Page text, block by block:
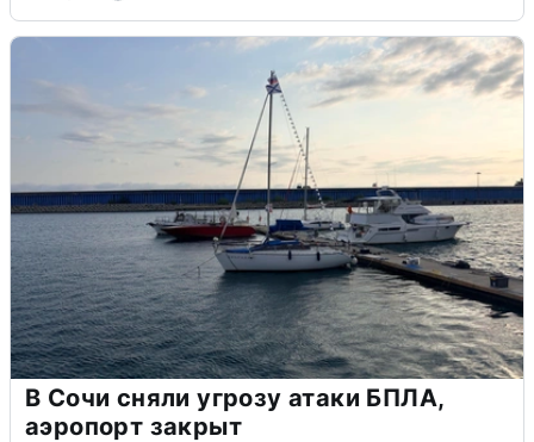
В Сочи сняли угрозу атаки БПЛА,
аэропорт закрыт